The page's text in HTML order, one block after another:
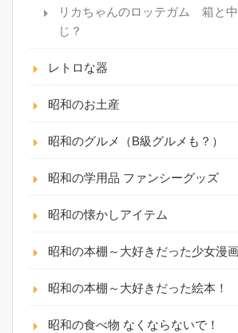
リカちゃんのロッテガム 箱と
じ？
レトロな器
昭和のお土産
昭和のグルメ（B級グルメも？）
昭和の学用品 ファンシーグッズ
昭和の懐かしアイテム
昭和の本棚～大好きだった少女漫
昭和の本棚～大好きだった絵本！
昭和の食べ物 なくならないで！